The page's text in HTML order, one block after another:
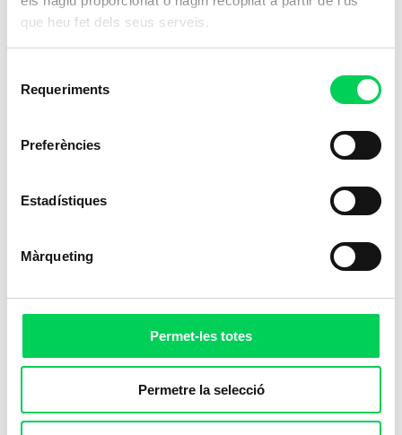
que heu fet dels seus serveis.
Requeriments
Preferències
Estadístiques
Màrqueting
Permet-les totes
Permetre la selecció